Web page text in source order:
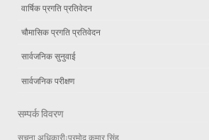
वार्षिक प्रगति प्रतिवेदन
चौमासिक प्रगति प्रतिवेदन
सार्वजनिक सुनुवाई
सार्वजनिक परीक्षण
सम्पर्क विवरण
सुचना अधिकारीःप्रमोद कुमार सिंह